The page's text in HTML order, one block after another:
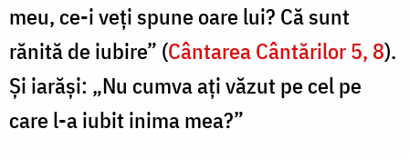
meu, ce-i veți spune oare lui? Că sunt
rănită de iubire” (Cântarea Cântărilor 5, 8).
Și iarăși: „Nu cumva ați văzut pe cel pe
care l-a iubit inima mea?”